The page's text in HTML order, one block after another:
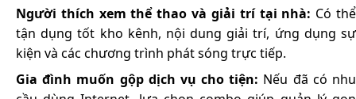
Người thích xem thể thao và giải trí tại nhà: Có thể
tận dụng tốt kho kênh, nội dung giải trí, ứng dụng sự
kiện và các chương trình phát sóng trực tiếp.
Gia đình muốn gộp dịch vụ cho tiện: Nếu đã có nhu